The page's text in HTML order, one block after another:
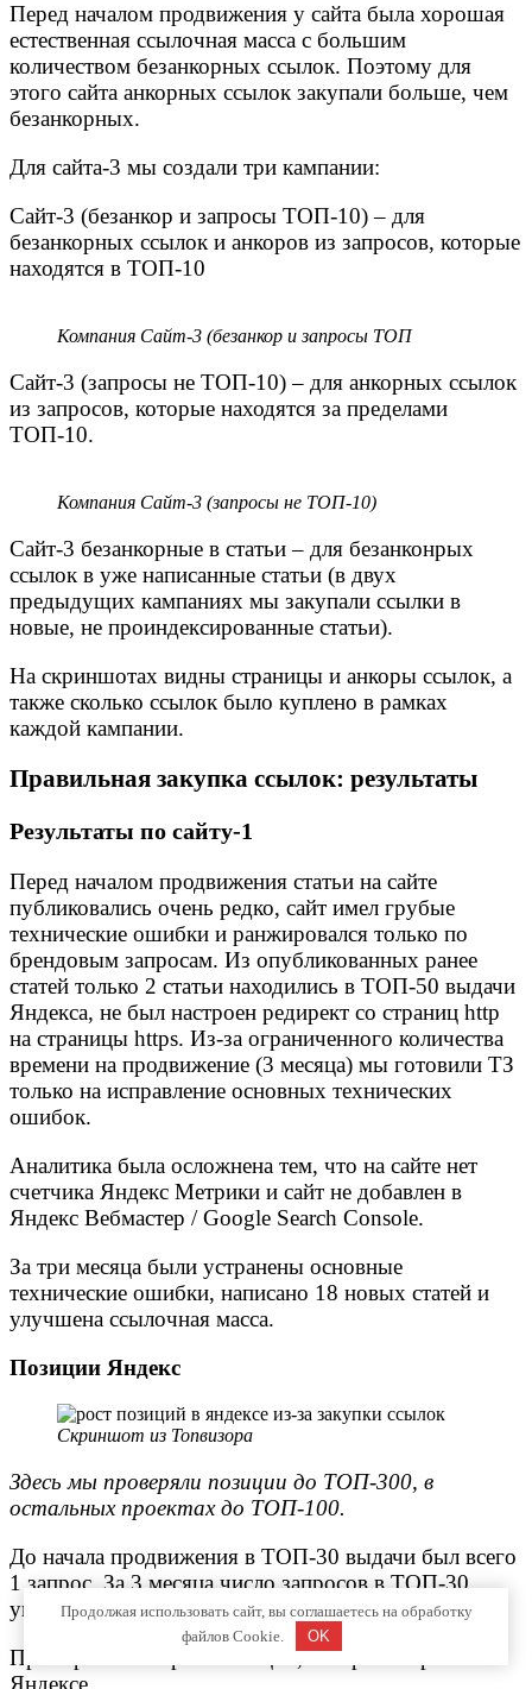
Перед началом продвижения у сайта была хорошая
естественная ссылочная масса с большим
количеством безанкорных ссылок. Поэтому для
этого сайта анкорных ссылок закупали больше, чем
безанкорных.
Для сайта-3 мы создали три кампании:
Сайт-3 (безанкор и запросы ТОП-10) – для
безанкорных ссылок и анкоров из запросов, которые
находятся в ТОП-10
Компания Сайт-3 (безанкор и запросы ТОП
Сайт-3 (запросы не ТОП-10) – для анкорных ссылок
из запросов, которые находятся за пределами
ТОП-10.
Компания Сайт-3 (запросы не ТОП-10)
Сайт-3 безанкорные в статьи – для безанконрых
ссылок в уже написанные статьи (в двух
предыдущих кампаниях мы закупали ссылки в
новые, не проиндексированные статьи).
На скриншотах видны страницы и анкоры ссылок, а
также сколько ссылок было куплено в рамках
каждой кампании.
Правильная закупка ссылок: результаты
Результаты по сайту-1
Перед началом продвижения статьи на сайте
публиковались очень редко, сайт имел грубые
технические ошибки и ранжировался только по
брендовым запросам. Из опубликованных ранее
статей только 2 статьи находились в ТОП-50 выдачи
Яндекса, не был настроен редирект со страниц http
на страницы https. Из-за ограниченного количества
времени на продвижение (3 месяца) мы готовили ТЗ
только на исправление основных технических
ошибок.
Аналитика была осложнена тем, что на сайте нет
счетчика Яндекс Метрики и сайт не добавлен в
Яндекс Вебмастер / Google Search Console.
За три месяца были устранены основные
технические ошибки, написано 18 новых статей и
улучшена ссылочная масса.
Позиции Яндекс
Скриншот из Топвизора
Здесь мы проверяли позиции до ТОП-300, в
остальных проектах до ТОП-100.
До начала продвижения в ТОП-30 выдачи был всего
1 запрос. За 3 месяца число запросов в ТОП-30
увеличилось до 46.
Примеры некоторых позиций, которые выросли в
Яндексе.
Продолжая использовать сайт, вы соглашаетесь на обработку
файлов Cookie.
OK